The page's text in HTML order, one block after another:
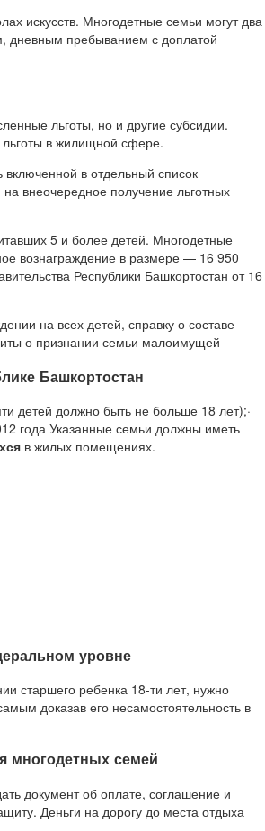
искусств. Многодетные семьи могут два
дневным пребыванием с доплатой
льготы, но и другие субсидии.
в жилищной сфере.
в отдельный список
внеочередное получение льготных
5 и более детей. Многодетные
вознаграждение в размере — 16 950
Республики Башкортостан от 16
на всех детей, справку о составе
о признании семьи малоимущей
Башкортостан
детей должно быть не больше 18 лет);·
года Указанные семьи должны иметь
в жилых помещениях.
уровне
старшего ребенка 18-ти лет, нужно
доказав его несамостоятельность в
многодетных семей
документ об оплате, соглашение и
Деньги на дорогу до места отдыха